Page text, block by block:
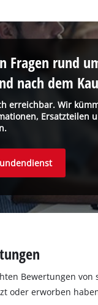
erreichbar. Wir
Ersatzteilen
Fragen rund
nach dem
Bewertungen
oder erworben